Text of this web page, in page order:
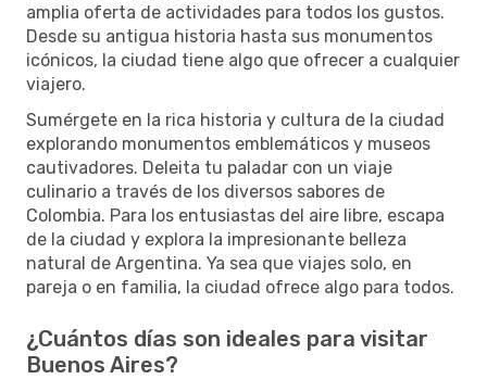
amplia oferta de actividades para todos los gustos.
Desde su antigua historia hasta sus monumentos
icónicos, la ciudad tiene algo que ofrecer a cualquier
viajero.
Sumérgete en la rica historia y cultura de la ciudad
explorando monumentos emblemáticos y museos
cautivadores. Deleita tu paladar con un viaje
culinario a través de los diversos sabores de
Colombia. Para los entusiastas del aire libre, escapa
de la ciudad y explora la impresionante belleza
natural de Argentina. Ya sea que viajes solo, en
pareja o en familia, la ciudad ofrece algo para todos.
¿Cuántos días son ideales para visitar
Buenos Aires?